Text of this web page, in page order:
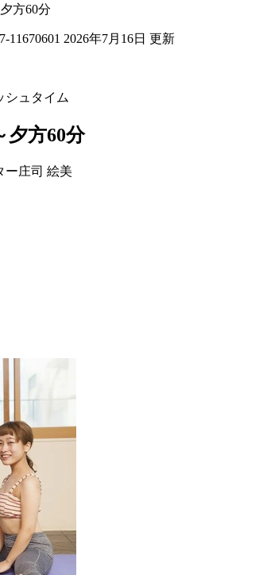
方60分
11670601 2026年7月16日 更新
シュタイム
夕方60分
ー庄司 絵美